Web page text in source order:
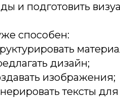
и подготовить
способен:
дизайн;
изображения;
тексты